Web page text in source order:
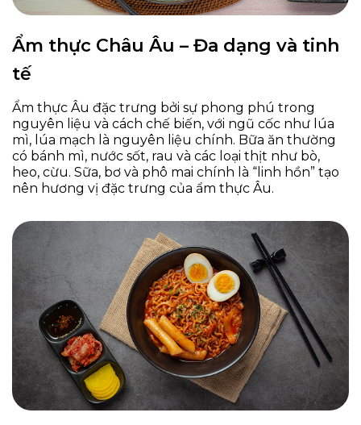
Ẩm thực Châu Âu – Đa dạng và tinh
tế
Ẩm thực Âu đặc trưng bởi sự phong phú trong
nguyên liệu và cách chế biến, với ngũ cốc như lúa
mì, lúa mạch là nguyên liệu chính. Bữa ăn thường
có bánh mì, nước sốt, rau và các loại thịt như bò,
heo, cừu. Sữa, bơ và phô mai chính là “linh hồn” tạo
nên hương vị đặc trưng của ẩm thực Âu.